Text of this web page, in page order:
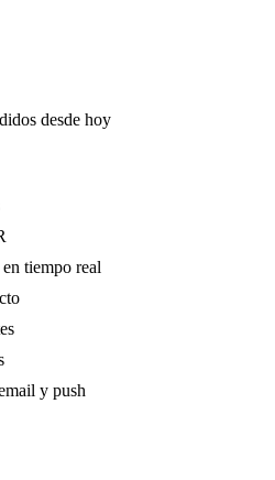
desde hoy
tiempo real
y push